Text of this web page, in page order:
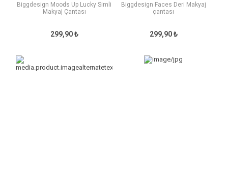
Biggdesign Moods Up Lucky Simli
Makyaj Çantası
299,90 ₺
Biggdesign Faces Deri Makyaj
çantası
299,90 ₺